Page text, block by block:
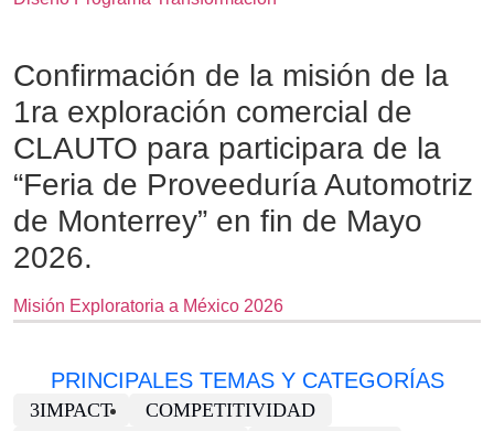
Confirmación de la misión de la
1ra exploración comercial de
CLAUTO para participara de la
“Feria de Proveeduría Automotriz
de Monterrey” en fin de Mayo
2026.
Misión Exploratoria a México 2026
PRINCIPALES TEMAS Y CATEGORÍAS
3IMPACT
COMPETITIVIDAD